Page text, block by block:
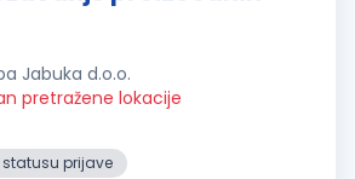
Jabuka d.o.o.
pretražene lokacije
statusu prijave